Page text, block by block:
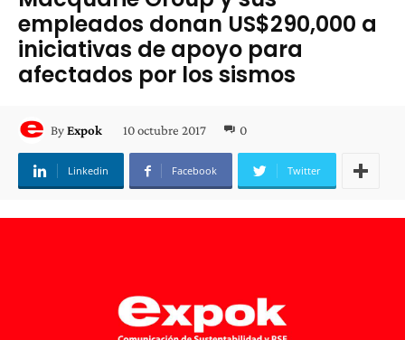
empleados donan US$290,000 a
iniciativas de apoyo para
afectados por los sismos
ByExpok 10 octubre 2017 0
Linkedin Facebook Twitter